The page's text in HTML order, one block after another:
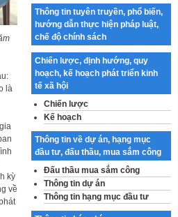
là
kỳ
về
chính luận về bảo vệ nền tảng tư
tưởng của Đảng…
Công bố công khai dự toán kinh
phí xây dựng pháp luật, hoàn
thiện thể chế, chính…
Quy định về nghiên cứu, ứng
dụng khoa học, công nghệ, đổi
mới sáng tạo và chuyển…
Quy định chi tiết và hướng dẫn
thi hành một số điều của Luật Lý
lịch tư…
Sửa đổi, bổ sung một số nội
dung tại Nghị quyết số 30/NQ-
CP ngày 24 tháng 02…
Thông tin tuyên truyền, phổ biến,
hướng dẫn thực hiện pháp luật,
chế độ chính sách
Chiến lược, định hướng, quy
hoạch, kế hoạch phát triển kinh
tế xã hội
Chiến lược
Kế hoạch
Thông tin về dự án, hạng mục
đầu tư, đấu thầu, mua sắm công
Đấu thầu mua sắm công
Thông tin dự án
Thông tin hạng mục đầu tư